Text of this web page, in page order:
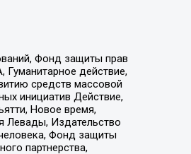
Фонд защиты прав
действие,
средств массовой
инициатив Действие,
Новое время,
Левады, Издательство
Фонд защиты
партнерства,